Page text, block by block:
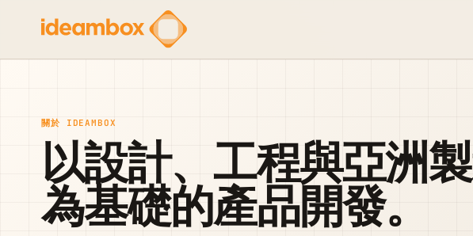
關於 IDEAMBOX
以設計、工程與亞洲
為基礎的產品開發。